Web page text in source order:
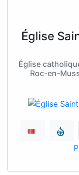
Église
Église
Roc-en-